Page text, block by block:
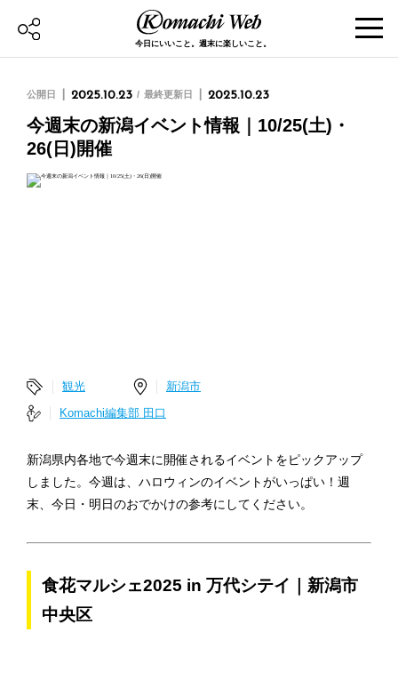
今日にいいこと。週末に楽しいこと。
公開日 2025.10.23 最終更新日 2025.10.23
今週末の新潟イベント情報｜10/25(土)・
26(日)開催
観光
新潟市
Komachi編集部 田口
新潟県内各地で今週末に開催されるイベントをピックアップ
しました。今週は、ハロウィンのイベントがいっぱい！週
末、今日・明日のおでかけの参考にしてください。
食花マルシェ2025 in 万代シテイ｜新潟市
中央区